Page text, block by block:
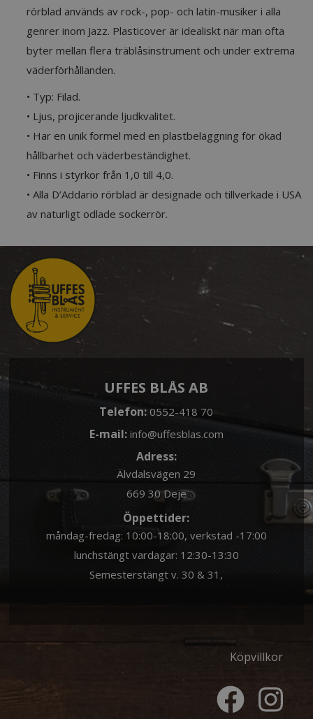
rörblad används av rock-, pop- och latin-musiker i alla
genrer inom Jazz. Plasticover är idealiskt när man ofta
byter mellan flera träblåsinstrument och under extrema
väderförhållanden.
• Typ: Filad.
• Ljus, projicerande ljudkvalitet.
• Har en unik formel med en plastbeläggning för ökad
hållbarhet och väderbeständighet.
• Finns i styrkor från 1,0 till 4,0.
• Alla D’Addario rörblad är designade och tillverkade i USA
av naturligt odlade sockerrör.
UFFES BLÅS AB
Telefon:0552-418 70
E-mail: info@uffesblas.com
Adress:
Älvdalsvägen 29
669 30 Deje
Öppettider:
måndag-fredag: 10:00-18:00, verkstad -17:00
lunchstängt vardagar: 12:30-13:30
Semesterstängt v. 30 & 31,
Köpvillkor